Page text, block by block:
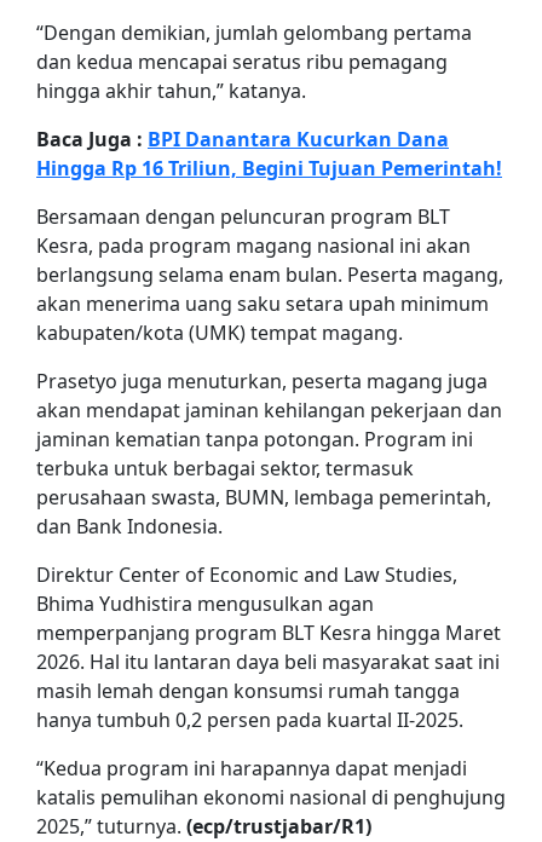
“Dengan demikian, jumlah gelombang pertama
dan kedua mencapai seratus ribu pemagang
hingga akhir tahun,” katanya.
Baca Juga : BPI Danantara Kucurkan Dana
Hingga Rp 16 Triliun, Begini Tujuan Pemerintah!
Bersamaan dengan peluncuran program BLT
Kesra, pada program magang nasional ini akan
berlangsung selama enam bulan. Peserta magang,
akan menerima uang saku setara upah minimum
kabupaten/kota (UMK) tempat magang.
Prasetyo juga menuturkan, peserta magang juga
akan mendapat jaminan kehilangan pekerjaan dan
jaminan kematian tanpa potongan. Program ini
terbuka untuk berbagai sektor, termasuk
perusahaan swasta, BUMN, lembaga pemerintah,
dan Bank Indonesia.
Direktur Center of Economic and Law Studies,
Bhima Yudhistira mengusulkan agan
memperpanjang program BLT Kesra hingga Maret
2026. Hal itu lantaran daya beli masyarakat saat ini
masih lemah dengan konsumsi rumah tangga
hanya tumbuh 0,2 persen pada kuartal II-2025.
“Kedua program ini harapannya dapat menjadi
katalis pemulihan ekonomi nasional di penghujung
2025,” tuturnya. (ecp/trustjabar/R1)